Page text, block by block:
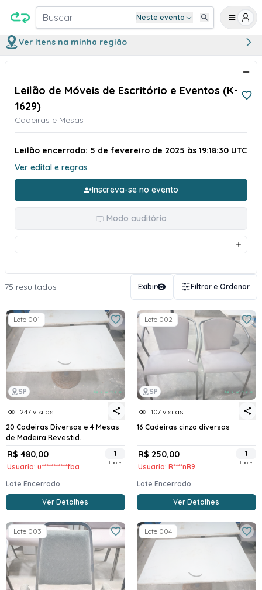
Buscar Neste evento
Ver itens na minha região
Leilão de Móveis de Escritório e Eventos (K-
1629)
Cadeiras e Mesas
Leilão encerrado: 5 de fevereiro de 2025 às 19:18:30 UTC
Ver edital e regras
Inscreva-se no evento
Modo auditório
75 resultados Exibir Filtrar e Ordenar
SP
Lote 001
247 visitas
20 Cadeiras Diversas e 4 Mesas
de Madeira Revestid...
R$ 480,00
Usuario: u***********fba
1
Lance
Lote Encerrado
Ver Detalhes
SP
Lote 002
107 visitas
16 Cadeiras cinza diversas
R$ 250,00
Usuario: R****nR9
1
Lance
Lote Encerrado
Ver Detalhes
Lote 003 Lote 004